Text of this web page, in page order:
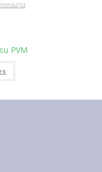
su PVM